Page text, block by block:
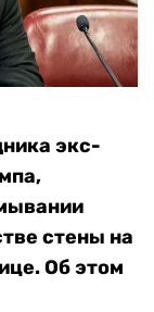
экс-
стены на
Об этом